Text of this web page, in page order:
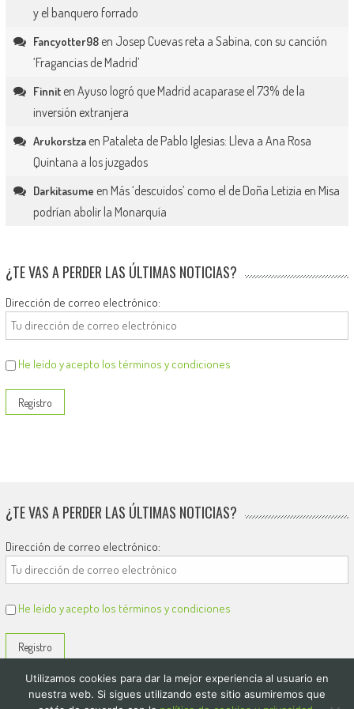
y el banquero forrado
Fancyotter98en Josep Cuevas reta a Sabina, con su canción
‘Fragancias de Madrid’
Finniten Ayuso logró que Madrid acaparase el 73% de la
inversión extranjera
Arukorstzaen Pataleta de Pablo Iglesias: Lleva a Ana Rosa
Quintana a los juzgados
Darkitasume en Más ‘descuidos’ como el de Doña Letizia en Misa
podrían abolir la Monarquía
¿TE VAS A PERDER LAS ÚLTIMAS NOTICIAS?
Dirección de correo electrónico:
He leído y acepto los términos y condiciones
¿TE VAS A PERDER LAS ÚLTIMAS NOTICIAS?
Dirección de correo electrónico:
He leído y acepto los términos y condiciones
Utilizamos cookies para dar la mejor experiencia al usuario en
nuestra web. Si sigues utilizando este sitio asumiremos que